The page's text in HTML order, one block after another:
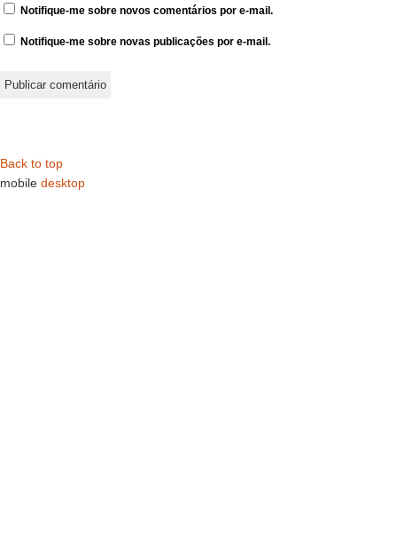
Notifique-me sobre novos comentários por e-mail.
Notifique-me sobre novas publicações por e-mail.
Back to top
mobile desktop